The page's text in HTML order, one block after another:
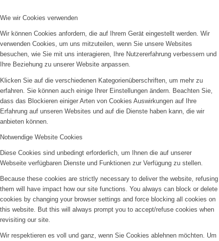
Wie wir Cookies verwenden
Wir können Cookies anfordern, die auf Ihrem Gerät eingestellt werden. Wir
verwenden Cookies, um uns mitzuteilen, wenn Sie unsere Websites
besuchen, wie Sie mit uns interagieren, Ihre Nutzererfahrung verbessern und
Ihre Beziehung zu unserer Website anpassen.
Klicken Sie auf die verschiedenen Kategorienüberschriften, um mehr zu
erfahren. Sie können auch einige Ihrer Einstellungen ändern. Beachten Sie,
dass das Blockieren einiger Arten von Cookies Auswirkungen auf Ihre
Erfahrung auf unseren Websites und auf die Dienste haben kann, die wir
anbieten können.
Notwendige Website Cookies
Diese Cookies sind unbedingt erforderlich, um Ihnen die auf unserer
Webseite verfügbaren Dienste und Funktionen zur Verfügung zu stellen.
Because these cookies are strictly necessary to deliver the website, refusing
them will have impact how our site functions. You always can block or delete
cookies by changing your browser settings and force blocking all cookies on
this website. But this will always prompt you to accept/refuse cookies when
revisiting our site.
Wir respektieren es voll und ganz, wenn Sie Cookies ablehnen möchten. Um